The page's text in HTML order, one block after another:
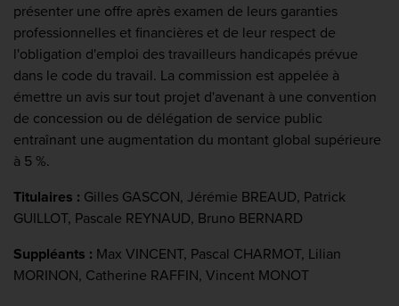
présenter une offre après examen de leurs garanties
professionnelles et financières et de leur respect de
l'obligation d'emploi des travailleurs handicapés prévue
dans le code du travail. La commission est appelée à
émettre un avis sur tout projet d'avenant à une convention
de concession ou de délégation de service public
entraînant une augmentation du montant global supérieure
à 5 %.
Titulaires : Gilles GASCON, Jérémie BREAUD, Patrick
GUILLOT, Pascale REYNAUD, Bruno BERNARD
Suppléants : Max VINCENT, Pascal CHARMOT, Lilian
MORINON, Catherine RAFFIN, Vincent MONOT